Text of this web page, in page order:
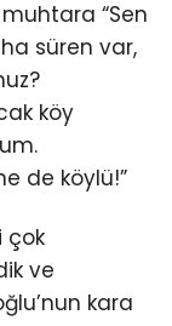
“Sen
süren var,
köy
de köylü!”
çok
ve
kara